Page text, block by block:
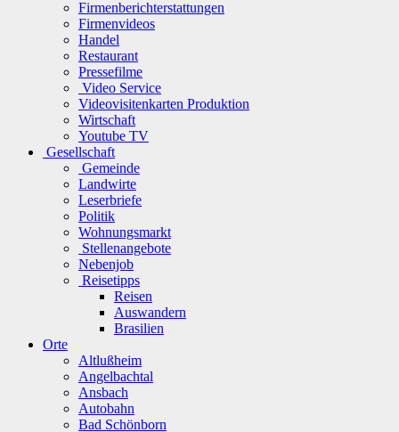
Firmenberichterstattungen
Firmenvideos
Handel
Restaurant
Pressefilme
Video Service
Videovisitenkarten Produktion
Wirtschaft
Youtube TV
Gesellschaft
Gemeinde
Landwirte
Leserbriefe
Politik
Wohnungsmarkt
Stellenangebote
Nebenjob
Reisetipps
Reisen
Auswandern
Brasilien
Orte
Altlußheim
Angelbachtal
Ansbach
Autobahn
Bad Schönborn